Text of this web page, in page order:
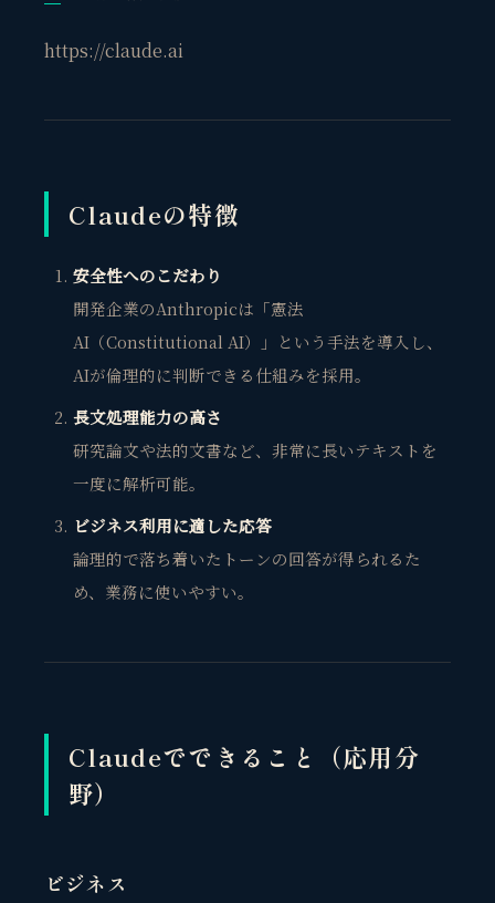
https://claude.ai
Claudeの特徴
安全性へのこだわり
開発企業のAnthropicは「憲法
AI（Constitutional AI）」という手法を導入し、
AIが倫理的に判断できる仕組みを採用。
長文処理能力の高さ
研究論文や法的文書など、非常に長いテキストを
一度に解析可能。
ビジネス利用に適した応答
論理的で落ち着いたトーンの回答が得られるた
め、業務に使いやすい。
Claudeでできること（応用分
野）
ビジネス